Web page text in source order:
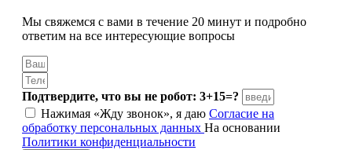
Мы свяжемся с вами в течение 20 минут и подробно
ответим на все интересующие вопросы
Подтвердите, что вы не робот: 3+15=?
Нажимая «Жду звонок», я даю Согласие на
обработку персональных данных На основании
Политики конфиденциальности